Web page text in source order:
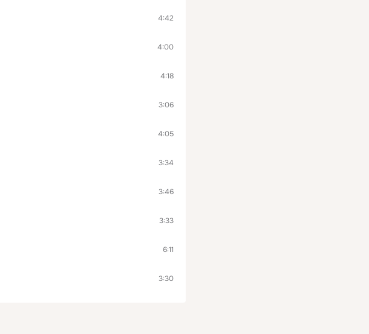
4:42
4:00
4:18
3:06
4:05
3:34
3:46
3:33
6:11
3:30